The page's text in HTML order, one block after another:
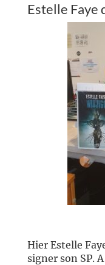
Estelle Faye
Hier Estelle
signer son SP.